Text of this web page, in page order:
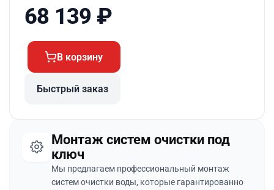
68 139 ₽
В корзину
Быстрый заказ
Монтаж систем очистки под
ключ
Мы предлагаем профессиональный монтаж
систем очистки воды, которые гарантированно